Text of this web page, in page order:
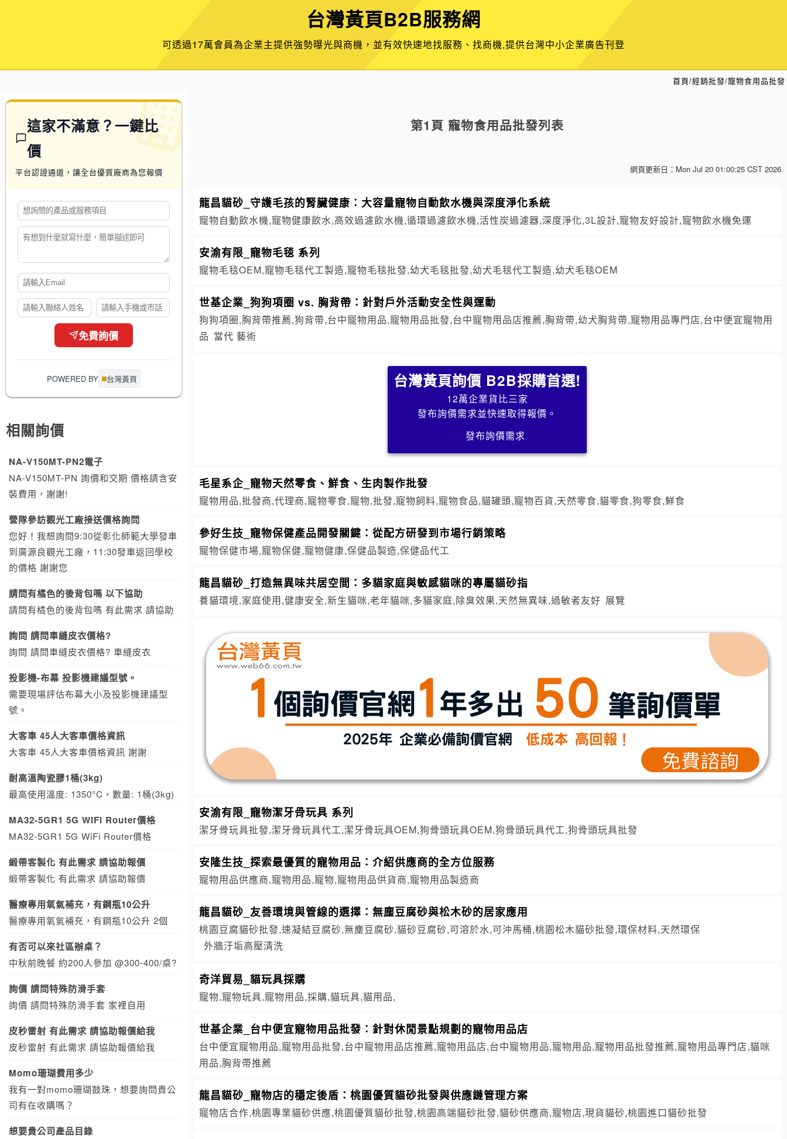
台灣黃頁B2B服務網
可透過17萬會員為企業主提供強勢曝光與商機，並有效快速地找服務、找商機,提供台灣中小企業廣告刊登
首頁/經銷批發/寵物食用品批發
第1頁 寵物食用品批發列表
網頁更新日： Mon Jul 20 01:00:25 CST 2026
龍昌貓砂_守護毛孩的腎臟健康：大容量寵物自動飲水機與深度淨化系統
寵物自動飲水機,寵物健康飲水,高效過濾飲水機,循環過濾飲水機,活性炭過濾器,深度淨化,3L設計,寵物友好設計,寵物飲水機免運
安渝有限_寵物毛毯 系列
寵物毛毯OEM,寵物毛毯代工製造,寵物毛毯批發,幼犬毛毯批發,幼犬毛毯代工製造,幼犬毛毯OEM
世基企業_狗狗項圈 vs. 胸背帶：針對戶外活動安全性與運動
狗狗項圈,胸背帶推薦,狗背帶,台中寵物用品,寵物用品批發,台中寵物用品店推薦,胸背帶,幼犬胸背帶,寵物用品專門店,台中便宜寵物用
品 當代 藝術
台灣黃頁詢價 B2B採購首選!
12萬企業貨比三家
發布詢價需求並快速取得報價。
發布詢價需求
毛星系企_寵物天然零食、鮮食、生肉製作批發
寵物用品,批發商,代理商,寵物零食,寵物,批發,寵物飼料,寵物食品,貓罐頭,寵物百貨,天然零食,貓零食,狗零食,鮮食
參好生技_寵物保健產品開發關鍵：從配方研發到市場行銷策略
寵物保健市場,寵物保健,寵物健康,保健品製造,保健品代工
龍昌貓砂_打造無異味共居空間：多貓家庭與敏感貓咪的專屬貓砂指
養貓環境,家庭使用,健康安全,新生貓咪,老年貓咪,多貓家庭,除臭效果,天然無異味,過敏者友好 展覽
安渝有限_寵物潔牙骨玩具 系列
潔牙骨玩具批發,潔牙骨玩具代工,潔牙骨玩具OEM,狗骨頭玩具OEM,狗骨頭玩具代工,狗骨頭玩具批發
安隆生技_探索最優質的寵物用品：介紹供應商的全方位服務
寵物用品供應商,寵物用品,寵物,寵物用品供貨商,寵物用品製造商
龍昌貓砂_友善環境與管線的選擇：無塵豆腐砂與松木砂的居家應用
桃園豆腐貓砂批發,速凝結豆腐砂,無塵豆腐砂,貓砂豆腐砂,可溶於水,可沖馬桶,桃園松木貓砂批發,環保材料,天然環保
外牆汙垢高壓清洗
奇洋貿易_貓玩具採購
寵物,寵物玩具,寵物用品,採購,貓玩具,貓用品,
世基企業_台中便宜寵物用品批發：針對休閒景點規劃的寵物用品店
台中便宜寵物用品,寵物用品批發,台中寵物用品店推薦,寵物用品店,台中寵物用品,寵物用品,寵物用品批發推薦,寵物用品專門店,貓咪
用品,胸背帶推薦
龍昌貓砂_寵物店的穩定後盾：桃園優質貓砂批發與供應鏈管理方案
寵物店合作,桃園專業貓砂供應,桃園優質貓砂批發,桃園高端貓砂批發,貓砂供應商,寵物店,現貨貓砂,桃園進口貓砂批發
這家不滿意？一鍵比
價
平台認證通道，讓全台優質廠商為您報價
免費詢價
POWERED BY 台灣黃頁
相關詢價
NA-V150MT-PN2電子
NA-V150MT-PN 詢價和交期 價格請含安
裝費用，謝謝!
營隊參訪觀光工廠接送價格詢問
您好！我想詢問9:30從彰化師範大學發車
到廣源良觀光工廠，11:30發車返回學校
的價格 謝謝您
請問有橘色的後背包嗎 以下協助
請問有橘色的後背包嗎 有此需求 請協助
詢問 請問車縫皮衣價格?
詢問 請問車縫皮衣價格? 車縫皮衣
投影機-布幕 投影機建議型號。
需要現場評估布幕大小及投影機建議型
號。
大客車 45人大客車價格資訊
大客車 45人大客車價格資訊 謝謝
耐高溫陶瓷膠1桶(3kg)
最高使用溫度: 1350°C，數量: 1桶(3kg)
MA32-5GR1 5G WiFi Router價格
MA32-5GR1 5G WiFi Router價格
緞帶客製化 有此需求 請協助報價
緞帶客製化 有此需求 請協助報價
醫療專用氧氣補充，有鋼瓶10公升
醫療專用氧氣補充，有鋼瓶10公升 2個
有否可以來社區辦桌？
中秋前晚餐 約200人參加 @300-400/桌?
詢價 請問特殊防滑手套
詢價 請問特殊防滑手套 家裡自用
皮秒雷射 有此需求 請協助報價給我
皮秒雷射 有此需求 請協助報價給我
Momo珊瑚費用多少
我有一對momo珊瑚鼓珠，想要詢問貴公
司有在收購嗎？
想要貴公司產品目錄